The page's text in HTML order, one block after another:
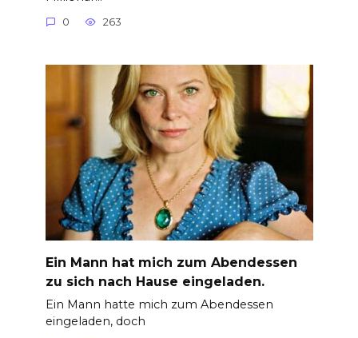
0 263
Ein Mann hat mich zum Abendessen
zu sich nach Hause eingeladen.
Ein Mann hatte mich zum Abendessen
eingeladen, doch